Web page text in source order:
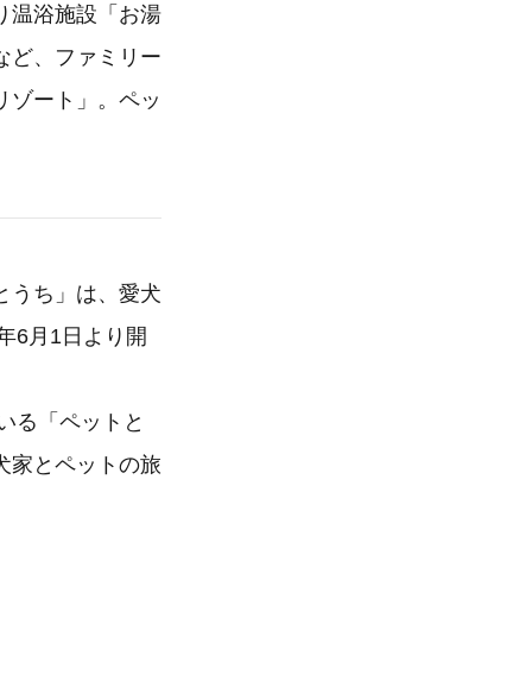
温浴施設「お湯
ど、ファミリー
ゾート」。ペッ
うち」は、愛犬
6月1日より開
る「ペットと
家とペットの旅